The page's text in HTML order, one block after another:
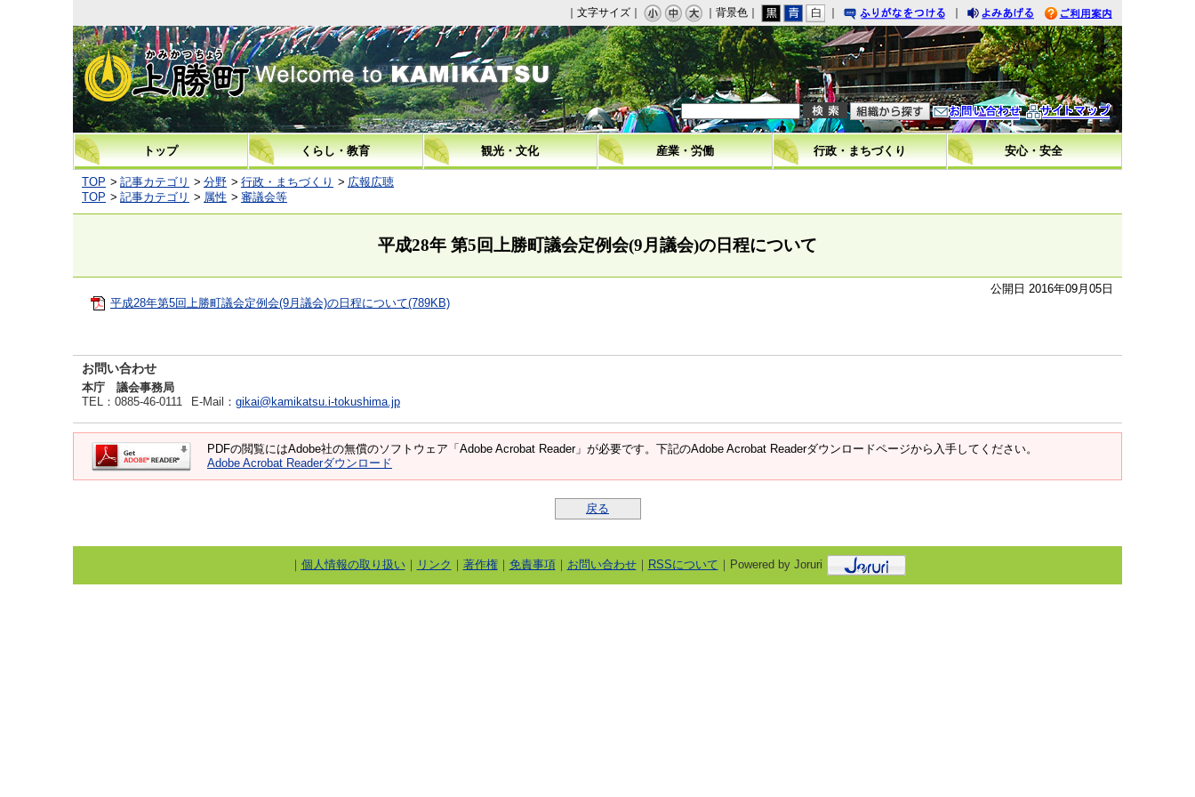
｜文字サイズ｜ ｜背景色｜
｜
りがなをつける
｜
みあげる
利用案内
上勝町 問い合わせ イトマップ
トップ くらし・教育 観光・文化 産業・労働 行政・まちづくり 安心・安全
TOP 記事カテゴリ 分野 行政・まちづくり
広報広聴
TOP
記事カテゴリ 属性 審議会等
平成28年 第5回上勝町議会定例会(9月議会)の日程について
公開日 2016年09月05日
平成28年第5回上勝町議会定例会(9月議会)の日程について(789KB)
お問い合わせ
本庁 議会事務局
TEL ：0885-46-0111 E-Mail ： gikai@kamikatsu.i-tokushima.jp
PDFの閲覧にはAdobe社の無償のソフトウェア「Adobe Acrobat Reader」が必要です。下記のAdobe Acrobat Readerダウンロードページから入手してください。
Adobe Acrobat Readerダウンロード
戻る
｜ 個人情報の取り扱い｜ リンク ｜ 著作権｜ 免責事項｜ お問い合わせ｜ RSSについて ｜Powered by Joruri